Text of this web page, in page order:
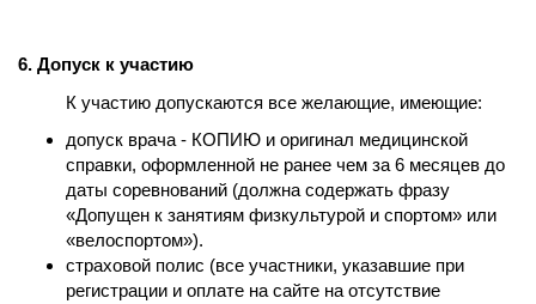
6. Допуск к участию
К участию допускаются все желающие, имеющие:
допуск врача - КОПИЮ и оригинал медицинской
справки, оформленной не ранее чем за 6 месяцев до
даты соревнований (должна содержать фразу
«Допущен к занятиям физкультурой и спортом» или
«велоспортом»).
страховой полис (все участники, указавшие при
регистрации и оплате на сайте на отсутствие